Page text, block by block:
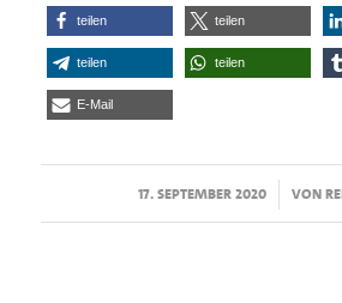
teilen teilen
teilen teilen
E-Mail
17. SEPTEMBER 2020
/ VON